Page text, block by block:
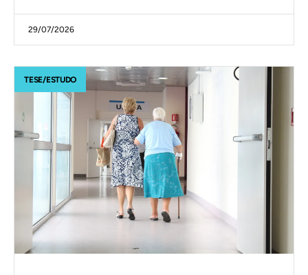
29/07/2026
TESE/ESTUDO